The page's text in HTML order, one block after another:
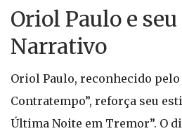
Oriol Paulo e
Narrativo
Oriol Paulo, reconhecido pelo
Contratempo”, reforça seu
Última Noite em Tremor”. O